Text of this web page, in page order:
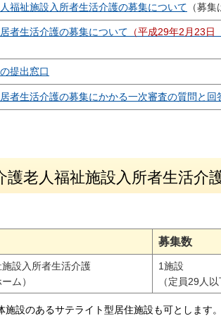
福祉施設入所者生活介護の募集について （募
者生活介護の募集について （平成29年2月23
提出窓口
者生活介護の募集にかかる一次審査の質問と回
護老人福祉施設入所者生活介
募集数
設入所者生活介護
ム）
1施設
（定員29人以
施設のあるサテライト型居住施設も可とします。